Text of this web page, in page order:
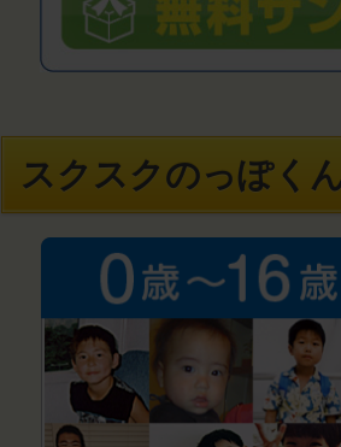
スクスクのっぽく